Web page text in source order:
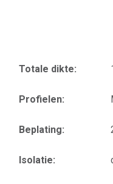
Totale dikte:
Profielen:
Beplating:
Isolatie: